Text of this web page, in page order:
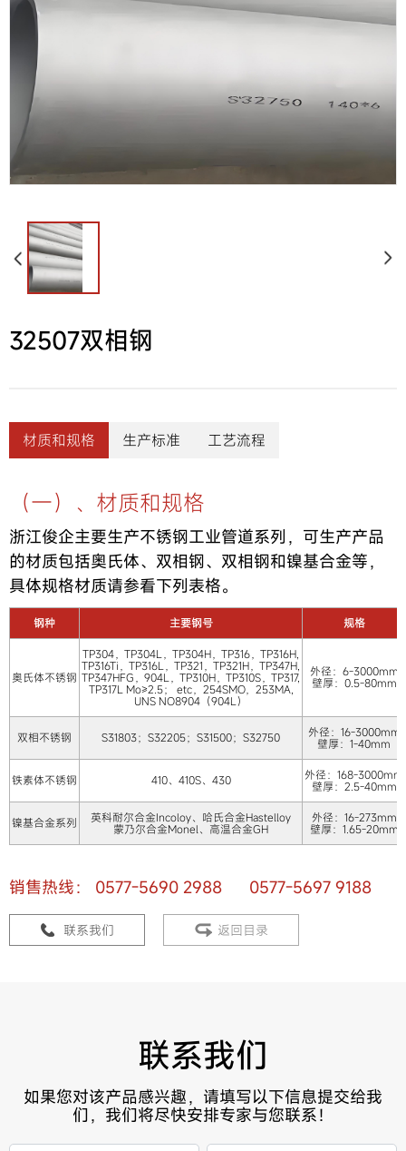
32507双相钢
材质和规格 生产标准 工艺流程
（一）、材质和规格
浙江俊企主要生产不锈钢工业管道系列，可生产产品
的材质包括奥氏体、双相钢、双相钢和镍基合金等，
具体规格材质请参看下列表格。
钢种 主要钢号 规格
奥氏体不锈钢
TP304，TP304L，TP304H，TP316，TP316H,
TP316Ti，TP316L，TP321，TP321H，TP347H,
TP347HFG，904L，TP310H，TP310S，TP317,
TP317L Mo≥2.5； etc，254SMO，253MA,
UNS NO8904（904L）
外径：6-3000mm
壁厚：0.5-80mm
双相不锈钢 S31803；S32205；S31500；S32750
外径：16-3000mm
壁厚：1-40mm
铁素体不锈钢 410、410S、430
外径：168-3000mm
壁厚：2.5-40mm
镍基合金系列
英科耐尔合金Incoloy、哈氏合金Hastelloy
蒙乃尔合金Monel、高温合金GH
外径：16-273mm
壁厚：1.65-20mm
销售热线： 0577-5690 2988 0577-5697 9188
联系我们 返回目录
联系我们
如果您对该产品感兴趣，请填写以下信息提交给我
们，我们将尽快安排专家与您联系！